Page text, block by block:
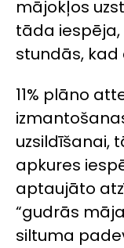
mājokļos
tāda
stundās, kad
11% plāno
uzsildīšanai,
apkures
aptaujāto
“gudrās
siltuma